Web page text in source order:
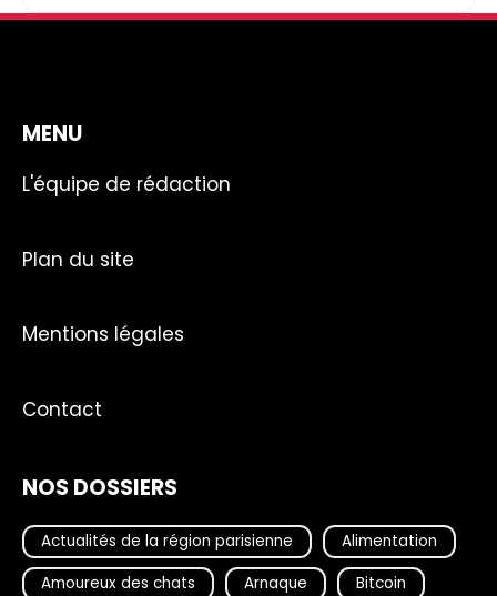
MENU
L'équipe de rédaction
Plan du site
Mentions légales
Contact
NOS DOSSIERS
Actualités de la région parisienne
Alimentation
Amoureux des chats
Arnaque
Bitcoin